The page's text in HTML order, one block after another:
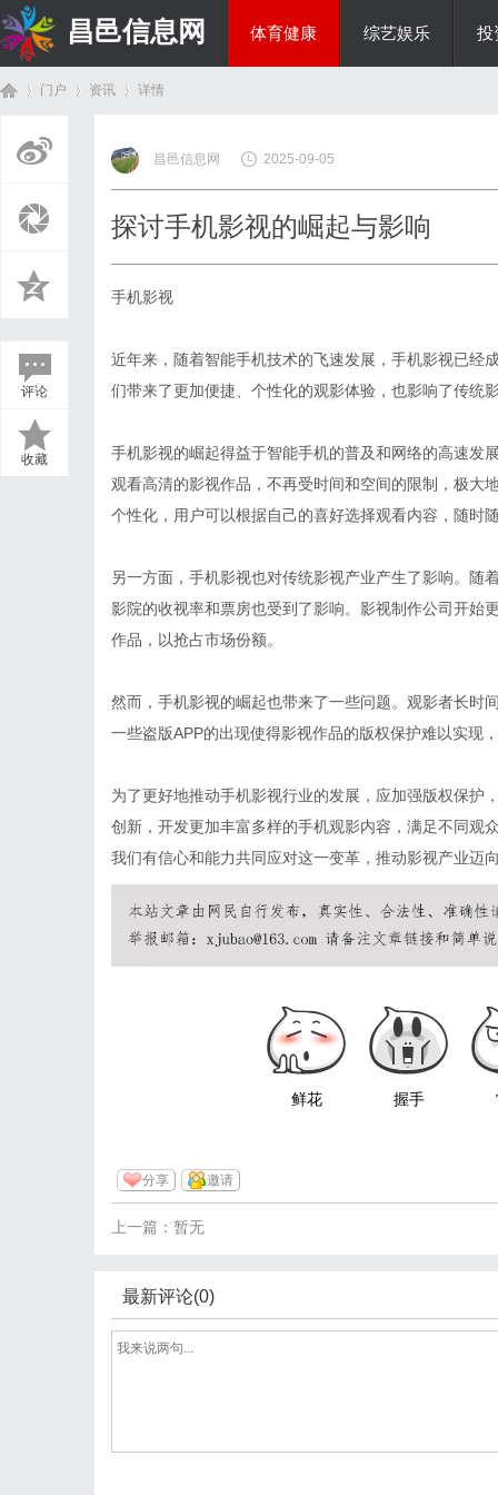
昌邑信息网 体育健康 综艺娱乐 投
门户 资讯
›
详情
评论
收藏
昌邑信息网 2025-09-05
探讨手机影视的崛起与影响
手机影视
近年来，随着智能手机技术的飞速发展，手机影视已经
们带来了更加便捷、个性化的观影体验，也影响了传统
手机影视的崛起得益于智能手机的普及和网络的高速发
观看高清的影视作品，不再受时间和空间的限制，极大
个性化，用户可以根据自己的喜好选择观看内容，随时
另一方面，手机影视也对传统影视产业产生了影响。随
影院的收视率和票房也受到了影响。影视制作公司开始
作品，以抢占市场份额。
然而，手机影视的崛起也带来了一些问题。观影者长时
一些盗版APP的出现使得影视作品的版权保护难以实现
为了更好地推动手机影视行业的发展，应加强版权保护
创新，开发更加丰富多样的手机观影内容，满足不同观
我们有信心和能力共同应对这一变革，推动影视产业迈
鲜花 握手
分享 邀请
上一篇：暂无
最新评论(0)